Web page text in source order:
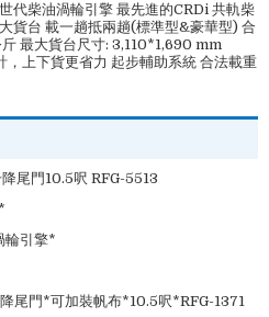
代柴油渦輪引擎 最先進的CRDi 共軌柴
貨台 載一趟抵兩趟(標準型&豪華型) 合
最大貨台尺寸: 3,110*1,690 mm
上下貨更省力 起步輔助系統 合法載重
尾門10.5呎 RFG-5513
輪引擎*
尾門*可加裝帆布*10.5呎*RFG-1371